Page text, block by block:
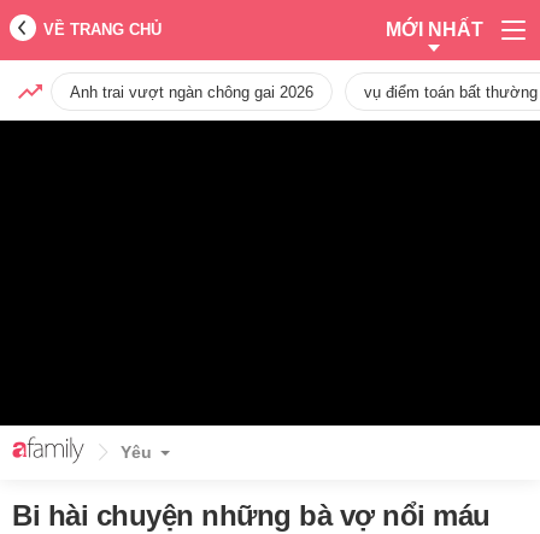
VỀ TRANG CHỦ MỚI NHẤT
Anh trai vượt ngàn chông gai 2026 vụ điểm toán bất
Yêu
Bi hài chuyện những bà vợ nổi máu